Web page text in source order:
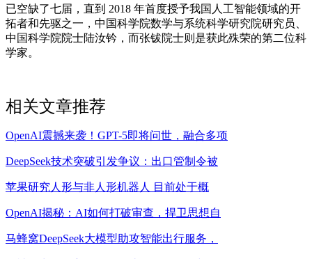
已空缺了七届，直到 2018 年首度授予我国人工智能领域的开
拓者和先驱之一，中国科学院数学与系统科学研究院研究员、
中国科学院院士陆汝钤，而张钹院士则是获此殊荣的第二位科
学家。
相关文章推荐
OpenAI震撼来袭！GPT-5即将问世，融合多项
DeepSeek技术突破引发争议：出口管制令被
苹果研究人形与非人形机器人 目前处于概
OpenAI揭秘：AI如何打破审查，捍卫思想自
马蜂窝DeepSeek大模型助攻智能出行服务，